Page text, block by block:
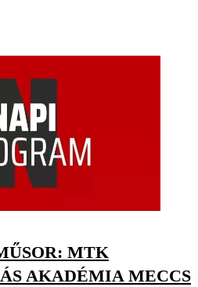
MTK
AKADÉMIA MECCS